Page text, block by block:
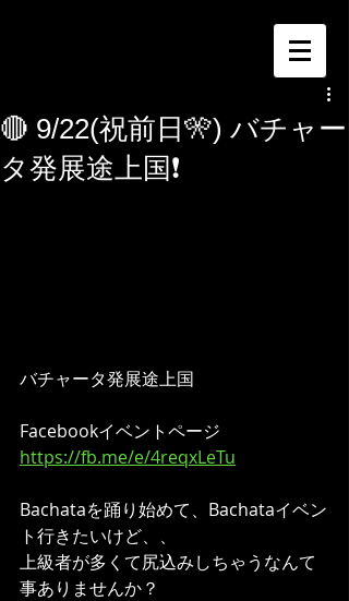
🔴 9/22(祝前日🎌) バチャー
タ発展途上国❗️
バチャータ発展途上国
Facebookイベントページ
https://fb.me/e/4reqxLeTu
Bachataを踊り始めて、Bachataイベン
ト行きたいけど、、
上級者が多くて尻込みしちゃうなんて
事ありませんか？